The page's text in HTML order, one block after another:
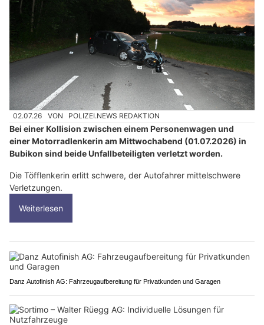
02.07.26 VON POLIZEI.NEWS REDAKTION
Bei einer Kollision zwischen einem Personenwagen und
einer Motorradlenkerin am Mittwochabend (01.07.2026) in
Bubikon sind beide Unfallbeteiligten verletzt worden.
Die Töfflenkerin erlitt schwere, der Autofahrer mittelschwere
Verletzungen.
Weiterlesen
Danz Autofinish AG: Fahrzeugaufbereitung für Privatkunden und Garagen